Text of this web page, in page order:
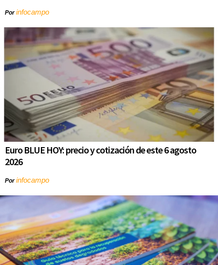
Porinfocampo
Euro BLUE HOY: precio y cotización de este 6 agosto
2026
Porinfocampo